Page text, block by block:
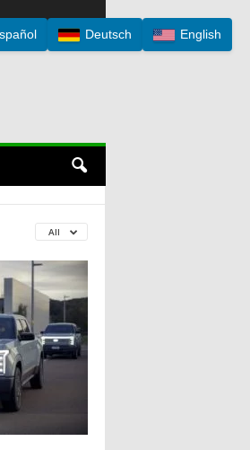
All
Deutsch English